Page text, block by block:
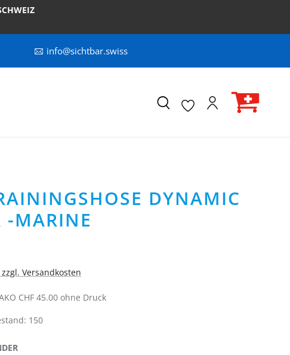
info@sichtbar.swiss
DYNAMIC
-MARINE
Versandkosten
CHF 45.00 ohne Druck
150
AUSWÄHLEN